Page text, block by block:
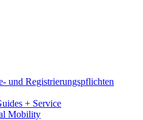
und Registrierungspflichten
+ Service
Mobility